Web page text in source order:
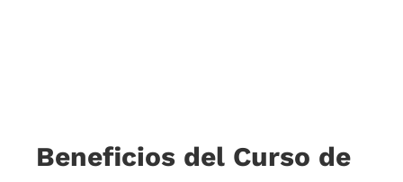
Beneficios del Curso de